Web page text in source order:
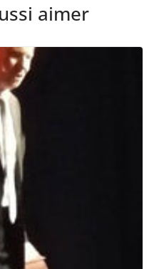
aimer